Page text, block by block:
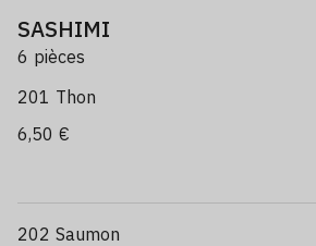
SASHIMI
6 pièces
201 Thon
6,50 €
202 Saumon